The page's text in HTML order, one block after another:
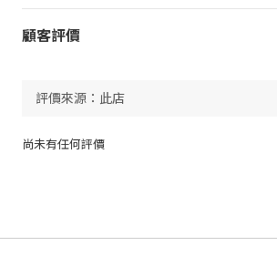
顧客評價
尚未有任何評價